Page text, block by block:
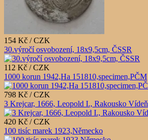
154 Kč / CZK
30.výročí osvobození, 18x9,5cm, ČSSR
112 Kč / CZK
1000 korun 1942,Ha 151810,specimen,PČM
798 Kč / CZK
3 Krejcar, 1666, Leopold I., Rakousko Vídeň
420 Kč / CZK
100 tisíc marek 1923,Německo